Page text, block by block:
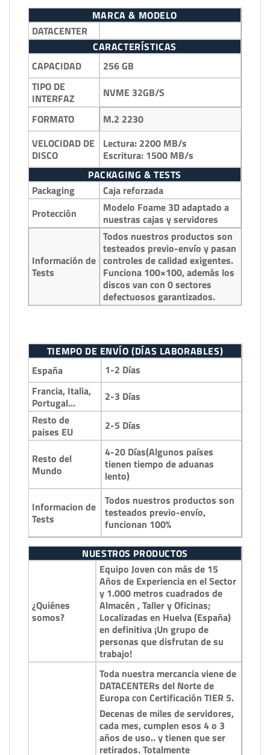
MARCA & MODELO
DATACENTER
CARACTERÍSTICAS
CAPACIDAD
256 GB
TIPO DE
INTERFAZ
NVME 32GB/S
FORMATO
M.2 2230
VELOCIDAD DE
DISCO
Lectura: 2200 MB/s
Escritura: 1500 MB/s
PACKAGING & TESTS
Packaging
Caja reforzada
Protección
Modelo Foame 3D adaptado a
nuestras cajas y servidores
Información de
Tests
Todos nuestros productos son
testeados previo-envío y pasan
controles de calidad exigentes.
Funciona 100×100, además los
discos van con 0 sectores
defectuosos garantizados.
TIEMPO DE ENVÍO (DÍAS LABORABLES)
España
1-2 Días
Francia, Italia,
Portugal…
2-3 Días
Resto de
paises EU
2-5 Días
Resto del
Mundo
4-20 Días(Algunos países
tienen tiempo de aduanas
lento)
Informacion de
Tests
Todos nuestros productos son
testeados previo-envío,
funcionan 100%
NUESTROS PRODUCTOS
¿Quiénes
somos?
Equipo Joven con más de 15
Años de Experiencia en el Sector
y 1.000 metros cuadrados de
Almacén , Taller y Oficinas;
Localizadas en Huelva (España)
en definitiva ¡Un grupo de
personas que disfrutan de su
trabajo!
Toda nuestra mercancia viene de
DATACENTERs del Norte de
Europa con Certificación TIER 5.
Decenas de miles de servidores,
cada mes, cumplen esos 4 o 3
años de uso.. y tienen que ser
retirados. Totalmente